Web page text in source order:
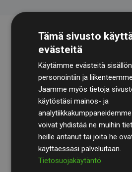
TilintarkastusyhtiöBDOkäy
laskelmamme ja menetelmämme
läpinäkyvyyden ja luotettavuuden.
Heidän tarkastuksensa
ilmastohankkeisiin kompensoivat
Tämä sivusto
evästeitä
Käytämme evästeitä
personointiin ja
Jaamme myös tietoja
käytöstäsi mainos- ja
voivat yhdistää ne muihin
heille antanut tai joita he
käyttäessäsi palveluitaan.
Tietosuojakäytäntö